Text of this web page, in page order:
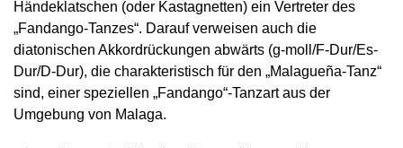
Händeklatschen (oder Kastagnetten) ein Vertreter des
„Fandango-Tanzes“. Darauf verweisen auch die
diatonischen Akkordrückungen abwärts (g-moll/F-Dur/Es-
Dur/D-Dur), die charakteristisch für den „Malagueña-Tanz“
sind, einer speziellen „Fandango“-Tanzart aus der
Umgebung von Malaga.